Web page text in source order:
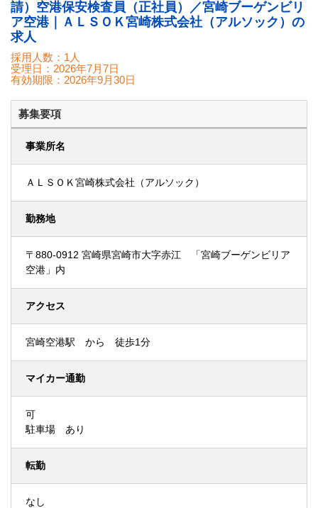
請）空港保安検査員（正社員）／宮崎ブーゲンビリ
ア空港｜ＡＬＳＯＫ宮崎株式会社（アルソック）の
求人
採用人数：1人
受理日： 2026年7月7日
有効期限： 2026年9月30日
募集要項
事業所名
ＡＬＳＯＫ宮崎株式会社（アルソック）
勤務地
〒880-0912 宮崎県宮崎市大字赤江 「宮崎ブーゲンビリア
空港」内
アクセス
宮崎空港駅 から 徒歩1分
マイカー通勤
可
駐車場 あり
転勤
なし